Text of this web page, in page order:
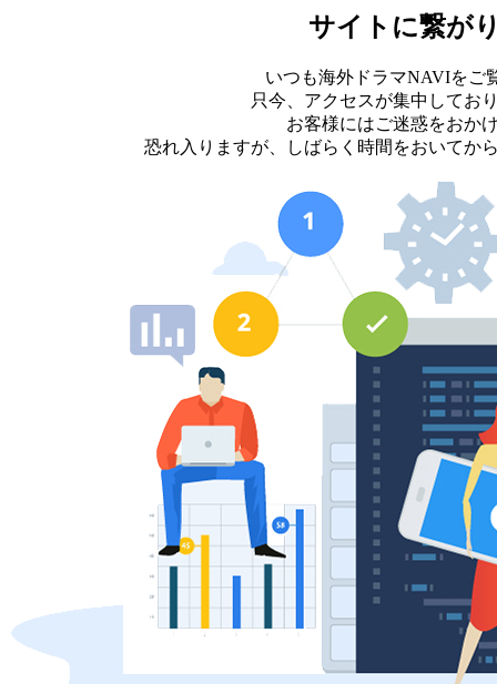
サイトに繋が
いつも海外ドラマNAVIをご
只今、アクセスが集中してお
お客様にはご迷惑をおか
恐れ入りますが、しばらく時間をおいてか